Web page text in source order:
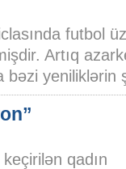
futbol
Artıq
bəzi yeniliklərin
qadın